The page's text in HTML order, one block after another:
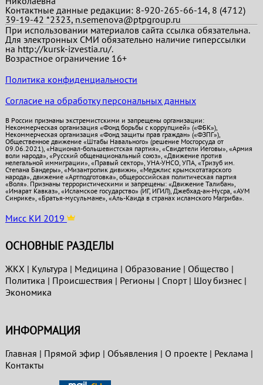
Контактные данные редакции: 8-920-265-66-14, 8 (4712)
39-19-42 *2323, n.semenova@ptpgroup.ru
При использовании материалов сайта ссылка обязательна.
Для электронных СМИ обязательно наличие гиперссылки
на http://kursk-izvestia.ru/.
Возрастное ограничение 16+
Политика конфиденциальности
Согласие на обработку персональных данных
В России признаны экстремистскими и запрещены организации:
Некоммерческая организация «Фонд борьбы с коррупцией» («ФБК»),
Некоммерческая организация «Фонд защиты прав граждан» («ФЗПГ»),
Общественное движение «Штабы Навального» (решение Мосгорсуда от
09.06.2021), «Национал-большевистская партия», «Свидетели Иеговы», «Армия
воли народа», «Русский общенациональный союз», «Движение против
нелегальной иммиграции», «Правый сектор», УНА-УНСО, УПА, «Тризуб им.
Степана Бандеры», «Мизантропик дивижн», «Меджлис крымскотатарского
народа», движение «Артподготовка», общероссийская политическая партия
«Воля». Признаны террористическими и запрещены: «Движение Талибан»,
«Имарат Кавказ», «Исламское государство» (ИГ, ИГИЛ), Джебхад-ан-Нусра, «АУМ
Синрике», «Братья-мусульмане», «Аль-Каида в странах исламского Магриба».
Мисс КИ 2019
ОСНОВНЫЕ РАЗДЕЛЫ
ЖКХ | Культура | Медицина | Образование| Общество |
Политика | Проиcшествия | Регионы | Спорт| Шоу бизнес|
Экономика
ИНФОРМАЦИЯ
Главная | Прямой эфир | Объявления | О проекте| Реклама |
Контакты